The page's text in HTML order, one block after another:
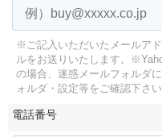
※ご記入いただいたメールア
ルをお送りいたします。
の場合、迷惑メールフォルダ
ォルダ・設定等をご確認下さい
電話番号